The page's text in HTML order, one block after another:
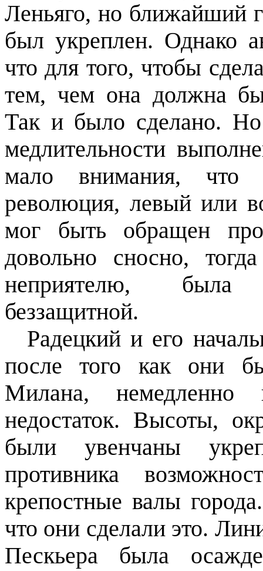
Леньяго, но ближайший
был укреплен. Однако
что для того, чтобы
тем, чем она должна
Так и было сделано. Но
медлительности
мало внимания, что
революция, левый или
мог быть обращен
довольно сносно,
неприятелю, была
беззащитной.
Радецкий и его
после того как они
Милана, немедленно
недостаток. Высоты,
были увенчаны
противника
крепостные валы
что они сделали это.
Пескьера была